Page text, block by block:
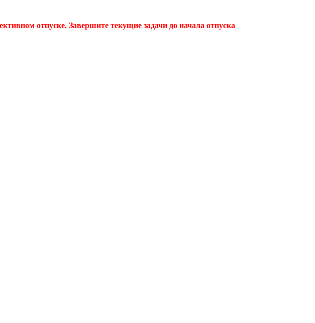
отпуске. Завершите текущие задачи до начала отпуска